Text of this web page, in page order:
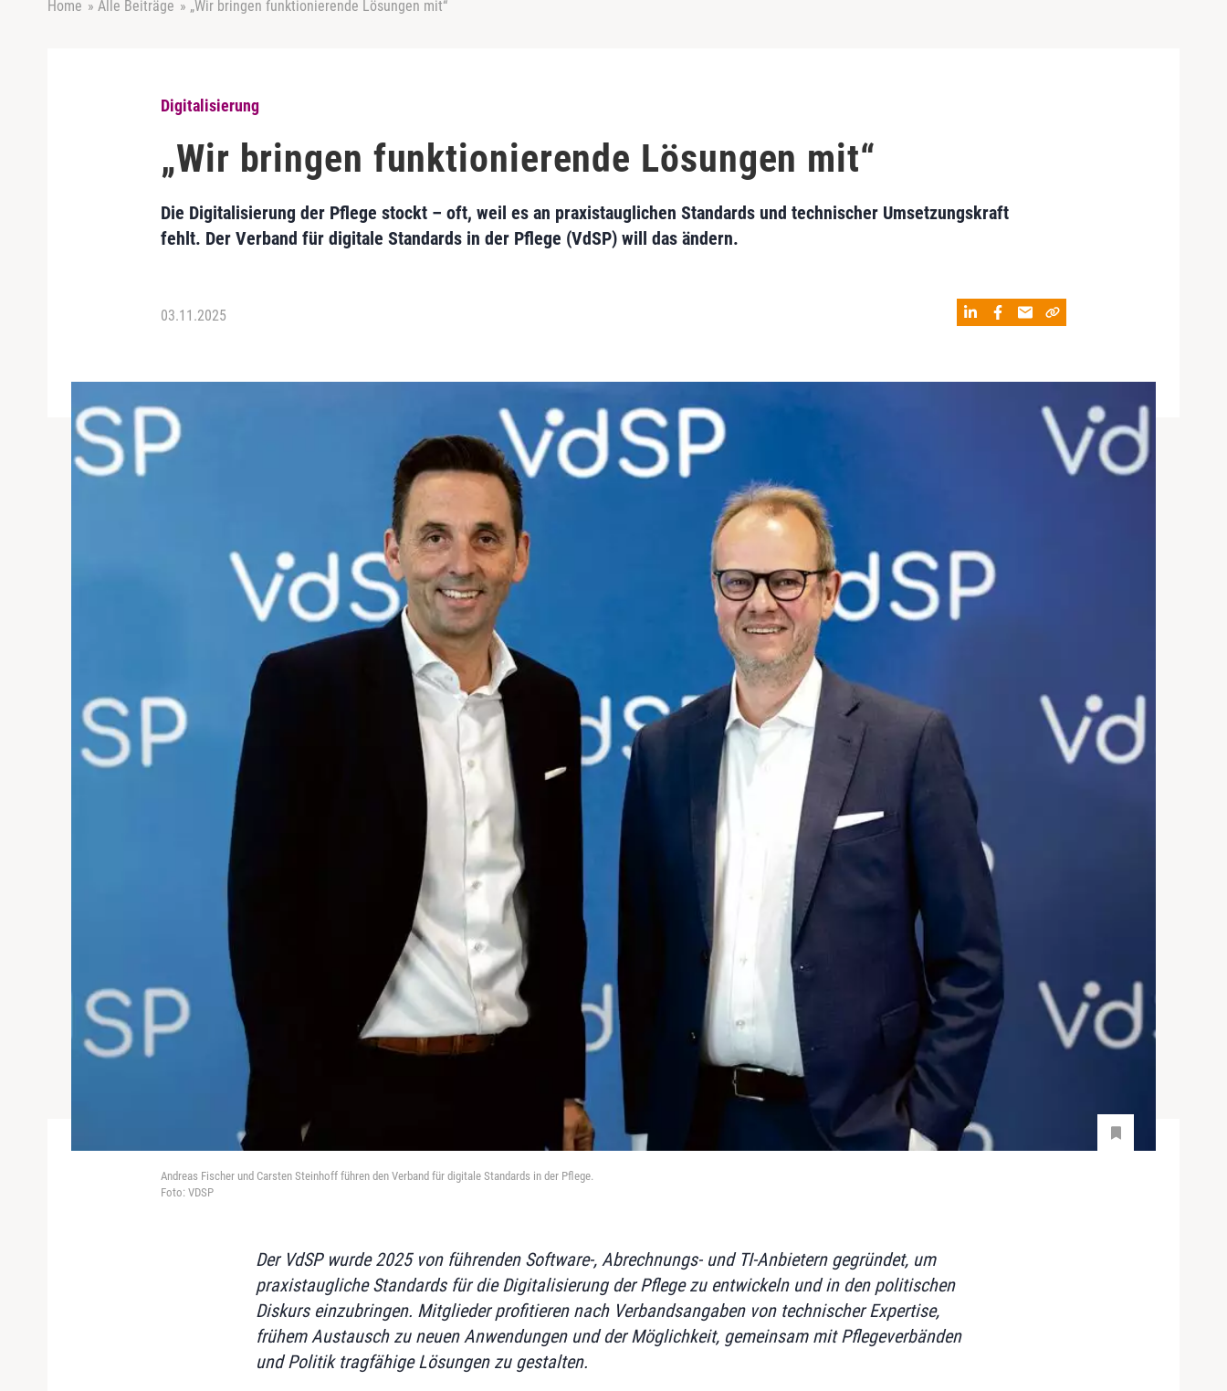
Home » Alle Beiträge » „Wir bringen funktionierende Lösungen mit“
Digitalisierung
„Wir bringen funktionierende Lösungen mit“
Die Digitalisierung der Pflege stockt – oft, weil es an praxistauglichen Standards und technischer Umsetzungskraft
fehlt. Der Verband für digitale Standards in der Pflege (VdSP) will das ändern.
03.11.2025
Andreas Fischer und Carsten Steinhoff führen den Verband für digitale Standards in der Pflege.
Foto: VDSP
Der VdSP wurde 2025 von führenden Software-, Abrechnungs- und TI-Anbietern gegründet, um
praxistaugliche Standards für die Digitalisierung der Pflege zu entwickeln und in den politischen
Diskurs einzubringen. Mitglieder profitieren nach Verbandsangaben von technischer Expertise,
frühem Austausch zu neuen Anwendungen und der Möglichkeit, gemeinsam mit Pflegeverbänden
und Politik tragfähige Lösungen zu gestalten.